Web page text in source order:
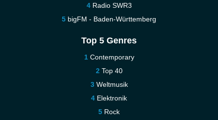
Radio SWR3
bigFM - Baden-Württemberg
Top 5 Genres
Contemporary
Top 40
Weltmusik
Elektronik
Rock